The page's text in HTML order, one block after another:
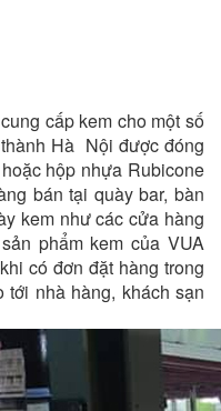
cấp kem cho một số
Hà Nội được đóng
hộp nhựa Rubicone
bán tại quày bar, bàn
kem như các cửa hàng
phẩm kem của VUA
có đơn đặt hàng trong
nhà hàng, khách sạn